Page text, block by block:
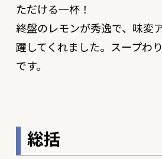
ただける一杯！
終盤のレモンが秀逸で、味変
躍してくれました。スープわ
です。
総括